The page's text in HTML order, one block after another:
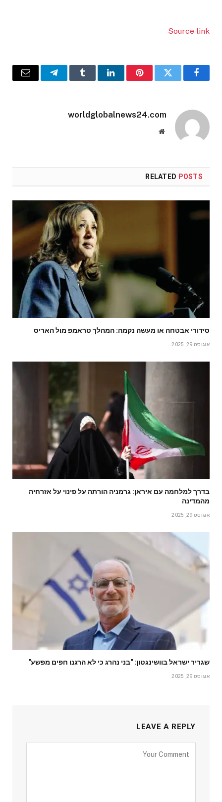
Source link
Facebook
Twitter
Pinterest
LinkedIn
Tumblr
Telegram
Email
worldglobalnews24.com
Website
RELATED POSTS
סידורי אבטחה או מעשה נקמה: המהלך טראמפ מול האריס
אוגוסט 29, 2025
בדרך למלחמה עם איראן: גרמניה הורתה על פינוי על אזרחיה
מהמדינה
אוגוסט 29, 2025
שגריר ישראל בוושינגטון: "בני נהרג כי לא הרגנו חפים מפשע"
אוגוסט 29, 2025
LEAVE A REPLY